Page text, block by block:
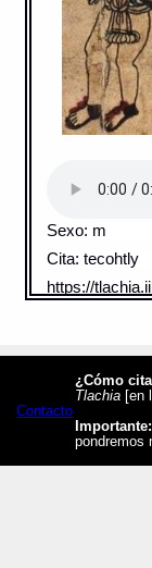
Sexo: m
Cita: tecohtly
https://
Contacto
¿Cómo
Tlachia [en
Importante:
pondremos